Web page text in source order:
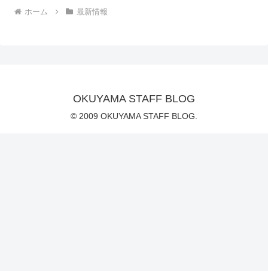
ホーム 最新情報
OKUYAMA STAFF BLOG
© 2009 OKUYAMA STAFF BLOG.